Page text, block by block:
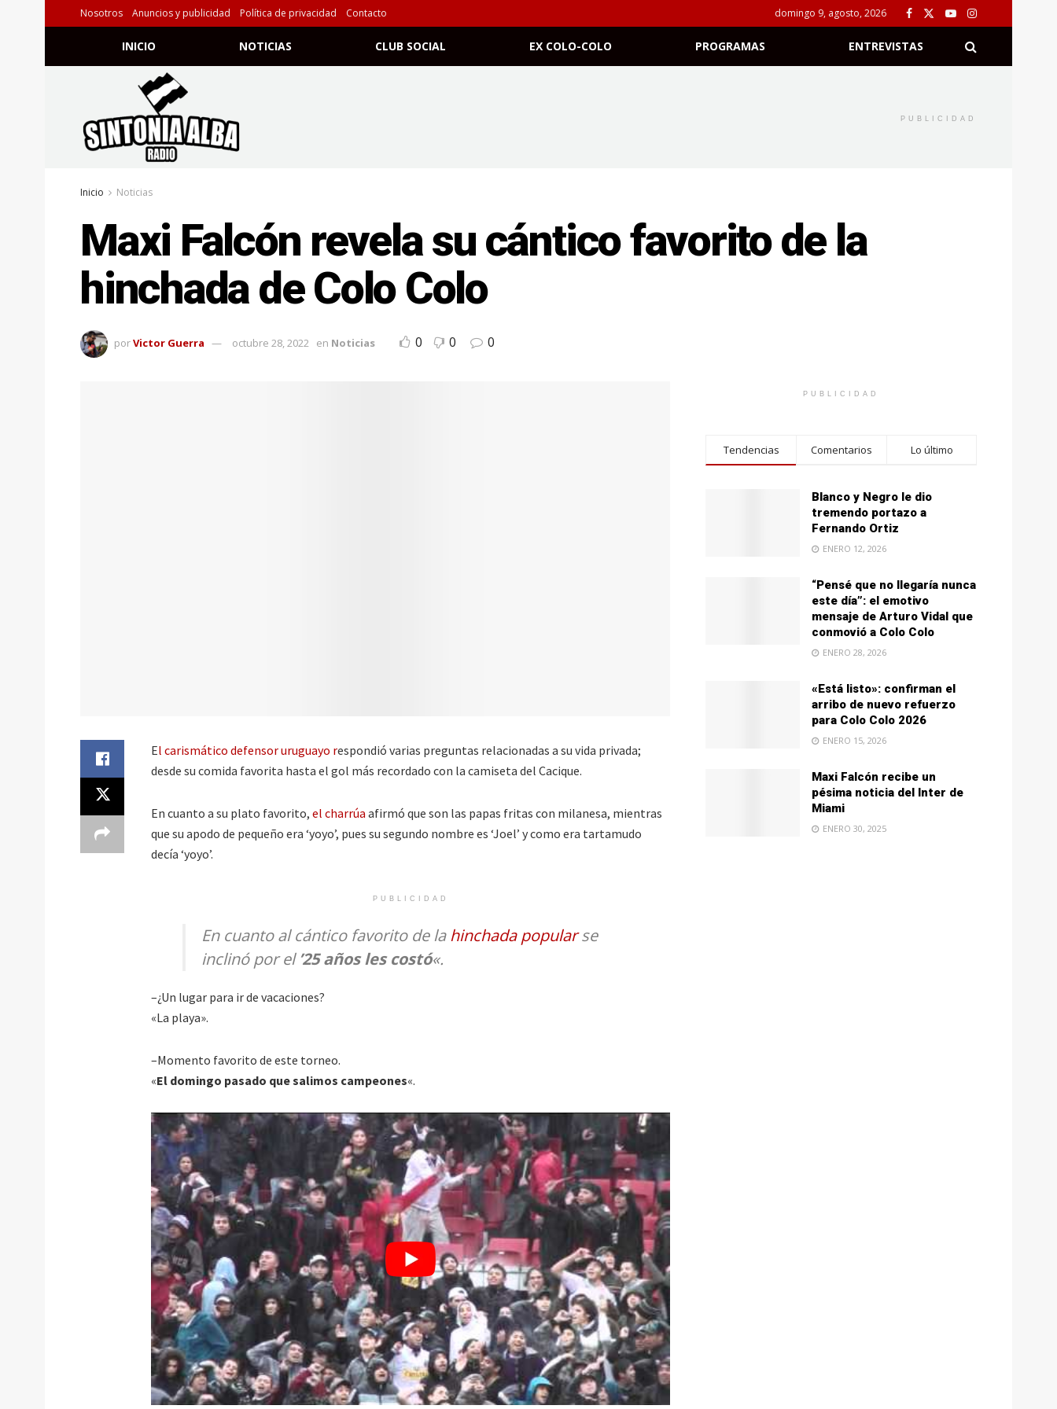
Nosotros Anuncios y publicidad Política de privacidad Contacto domingo 9, agosto, 2026
INICIO NOTICIAS CLUB SOCIAL EX COLO-COLO PROGRAMAS ENTREVISTAS
PUBLICIDAD
Inicio Noticias
Maxi Falcón revela su cántico favorito de la
hinchada de Colo Colo
porVictor Guerra octubre 28, 2022 en Noticias 0 0 0
El carismático defensor uruguayo respondió varias preguntas relacionadas a su vida privada;
desde su comida favorita hasta el gol más recordado con la camiseta del Cacique.
En cuanto a su plato favorito, el charrúa afirmó que son las papas fritas con milanesa, mientras
que su apodo de pequeño era ‘yoyo’, pues su segundo nombre es ‘Joel’ y como era tartamudo
decía ‘yoyo’.
PUBLICIDAD
En cuanto al cántico favorito de lahinchada popularse
inclinó por el ’25 años les costó«.
–¿Un lugar para ir de vacaciones?
«La playa».
–Momento favorito de este torneo.
«El domingo pasado que salimos campeones«.
PUBLICIDAD
Tendencias Comentarios Lo último
Blanco y Negro le dio
tremendo portazo a
Fernando Ortiz
ENERO 12, 2026
“Pensé que no llegaría nunca
este día”: el emotivo
mensaje de Arturo Vidal que
conmovió a Colo Colo
ENERO 28, 2026
«Está listo»: confirman el
arribo de nuevo refuerzo
para Colo Colo 2026
ENERO 15, 2026
Maxi Falcón recibe un
pésima noticia del Inter de
Miami
ENERO 30, 2025